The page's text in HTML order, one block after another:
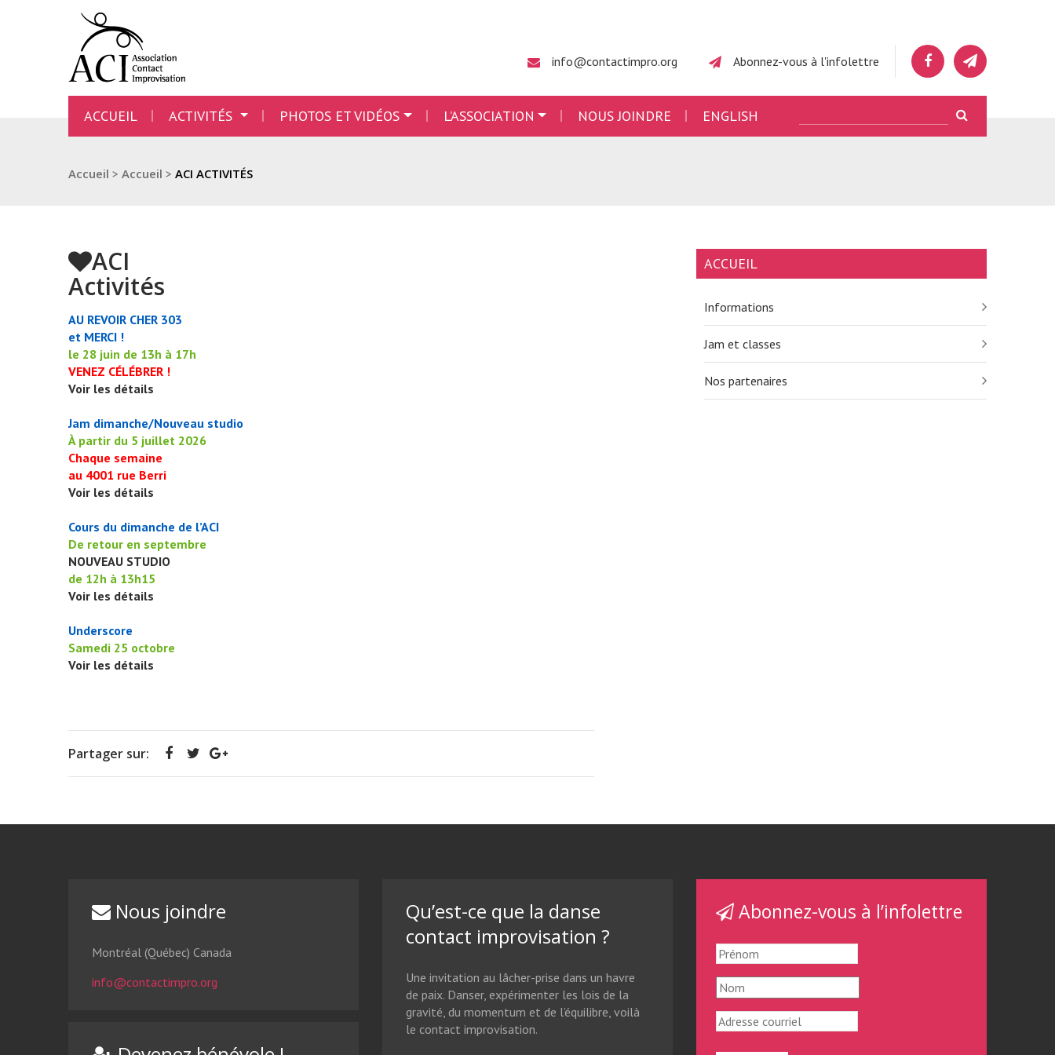
info@contactimpro.org Abonnez-vous à l'infolettre
ACCUEIL ACTIVITÉS PHOTOS ET VIDÉOS L’ASSOCIATION NOUS JOINDRE ENGLISH
Accueil > Accueil > ACI ACTIVITÉS
ACI
Activités
AU REVOIR CHER 303
et MERCI !
le 28 juin de 13h à 17h
VENEZ CÉLÉBRER !
Voir les détails
Jam dimanche/Nouveau studio
À partir du 5 juillet 2026
Chaque semaine
au 4001 rue Berri
Voir les détails
Cours du dimanche de l’ACI
De retour en septembre
NOUVEAU STUDIO
de 12h à 13h15
Voir les détails
Underscore
Samedi 25 octobre
Voir les détails
Partager sur:
ACCUEIL
Informations
Jam et classes
Nos partenaires
Nous joindre
Montréal (Québec) Canada
info@contactimpro.org
Qu’est-ce que la danse
contact improvisation ?
Une invitation au lâcher-prise dans un havre
de paix. Danser, expérimenter les lois de la
gravité, du momentum et de l’équilibre, voilà
le contact improvisation.
Abonnez-vous à l’infolettre